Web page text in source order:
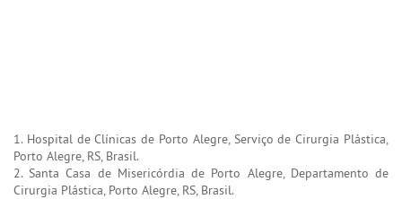
1. Hospital de Clínicas de Porto Alegre, Serviço de Cirurgia Plástica,
Porto Alegre, RS, Brasil.
2. Santa Casa de Misericórdia de Porto Alegre, Departamento de
Cirurgia Plástica, Porto Alegre, RS, Brasil.